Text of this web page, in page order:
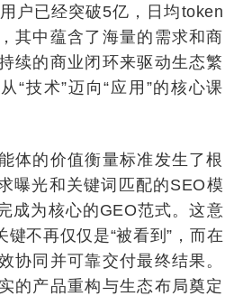
户已经突破5亿，日均token
其中蕴含了海量的需求和商
续的商业闭环来驱动生态繁
“技术”迈向“应用”的核心课
的价值衡量标准发生了根
曝光和关键词匹配的SEO模
成为核心的GEO范式。这意
不再仅仅是“被看到”，而在
协同并可靠交付最终结果。
的产品重构与生态布局奠定